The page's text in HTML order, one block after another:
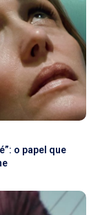
o papel que